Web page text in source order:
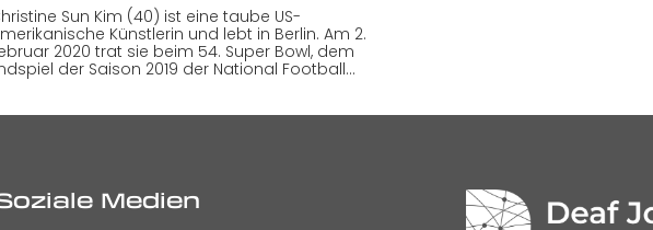
Sun Kim (40) ist eine taube US-
Künstlerin und lebt in Berlin. Am 2.
2020 trat sie beim 54. Super Bowl, dem
der Saison 2019 der National Football…
Medien